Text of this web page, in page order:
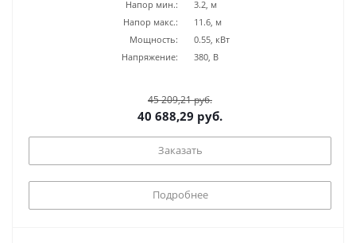
Напор мин.:
3.2, м
Напор макс.:
11.6, м
Мощность:
0.55, кВт
Напряжение:
380, В
45 209,21 руб.
40 688,29 руб.
Заказать
Подробнее